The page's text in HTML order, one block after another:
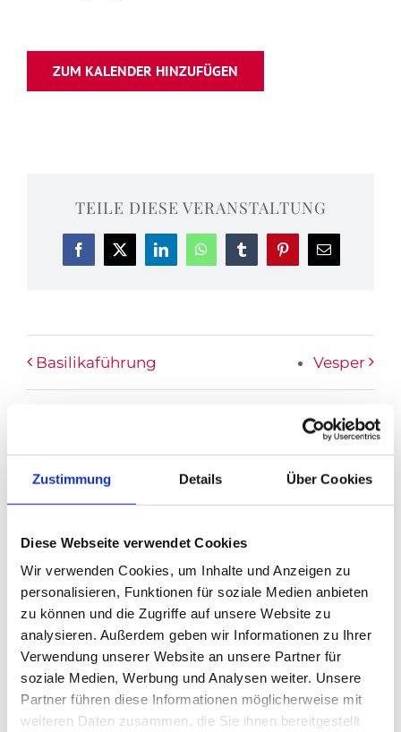
Zustimmung Details Über Cookies
Diese Webseite verwendet Cookies
Wir verwenden Cookies, um Inhalte und Anzeigen zu
personalisieren, Funktionen für soziale Medien anbieten
zu können und die Zugriffe auf unsere Website zu
analysieren. Außerdem geben wir Informationen zu Ihrer
Verwendung unserer Website an unsere Partner für
soziale Medien, Werbung und Analysen weiter. Unsere
Partner führen diese Informationen möglicherweise mit
weiteren Daten zusammen, die Sie ihnen bereitgestellt
ZUM KALENDER HINZUFÜGEN
TEILE DIESE VERANSTALTUNG
Facebook
X LinkedInWhatsAppTumblrPinterest
E-
Mail
Basilikaführung Vesper
DETAILS
Datum: März 30
Zeit:
16:00
Eintritt: €9
Veranstaltungskategorie: Führung